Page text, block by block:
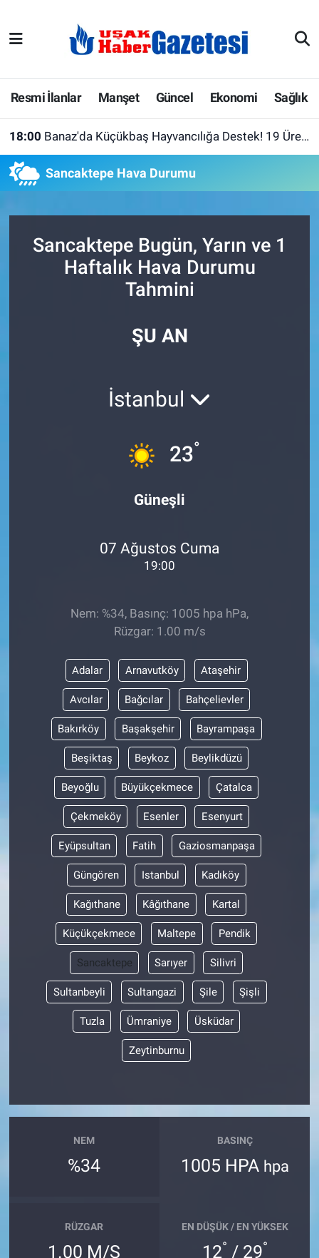
Resmi İlanlar Manşet Güncel Ekonomi Sağlık
18:00 Banaz'da Küçükbaş Hayvancılığa Destek! 19 Üreticiye Yüzde 75 Hibeli Barınak Çadırı
Sancaktepe Hava Durumu
Sancaktepe Bugün, Yarın ve 1
Haftalık Hava Durumu
Tahmini
ŞU AN
İstanbul
23°
Güneşli
07 Ağustos Cuma
19:00
Nem: %34, Basınç: 1005 hpa hPa,
Rüzgar: 1.00 m/s
Adalar Arnavutköy Ataşehir
Avcılar Bağcılar Bahçelievler
Bakırköy Başakşehir Bayrampaşa
Beşiktaş Beykoz Beylikdüzü
Beyoğlu Büyükçekmece Çatalca
Çekmeköy Esenler Esenyurt
Eyüpsultan Fatih Gaziosmanpaşa
Güngören Istanbul Kadıköy
Kağıthane Kâğıthane Kartal
Küçükçekmece Maltepe Pendik
Sancaktepe Sarıyer Silivri
Sultanbeyli Sultangazi Şile Şişli
Tuzla Ümraniye Üsküdar
Zeytinburnu
NEM
%34
BASINÇ
1005 HPA hpa
RÜZGAR
1.00 M/S
EN DÜŞÜK / EN YÜKSEK
12° / 29°
E-Gazete
Ekonomi
İlanlar
Köşe Yazarları
Uşak Hava Durumu
Uşak Trafik Yoğunluk Haritası
Haber Arşivi